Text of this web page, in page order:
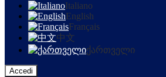
Italiano
English
Français
中文
ქართველი
Accedi